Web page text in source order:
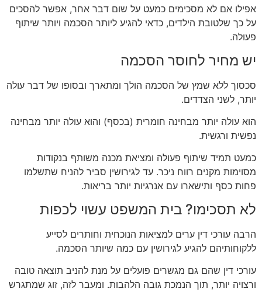
אפילו אם לא מסכימים כמעט על שום דבר אחר, אפשר להסכים
על כך שלטובת הילדים, כדאי להגיע ליותר הסכמה ויותר שיתוף
פעולה.
יש מחיר לחוסר הסכמה
סכסוך ללא שמץ של הסכמה הולך ומתארך ובסופו של דבר עולה
יותר, לשני הצדדים.
הוא עולה יותר מבחינה חומרית (בכסף) והוא עולה יותר מבחינה
נפשית ורגשית.
כמעט תמיד שיתוף פעולה ומציאת מכנה משותף בנקודות
מסוימות מקנים רווח ניכר. עד לגירושין סביר להניח שתשלמו
פחות כסף ותישארו עם אנרגיות יותר בריאות.
לא תסכימו? בית המשפט עשוי לכפות
הרבה עורכי דין ערים למציאות הנוכחית וחותרים לסייע
ללקוחותיהם להגיע לגירושין עם כמה שיותר הסכמה.
עורכי דין שהם גם מגשרים פועלים על מנת להניב תוצאה טובה
ורצויה יותר, תוך הנמכת גובה הלהבות. ומעבר לזה, זוג שמתגרש